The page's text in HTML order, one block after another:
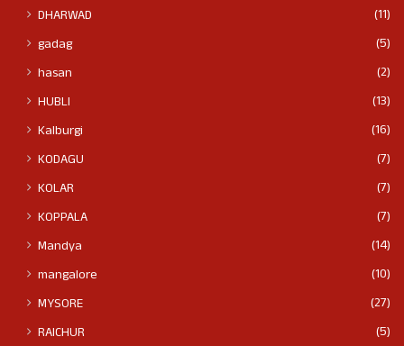
DHARWAD
(11)
gadag
(5)
hasan
(2)
HUBLI
(13)
Kalburgi
(16)
KODAGU
(7)
KOLAR
(7)
KOPPALA
(7)
Mandya
(14)
mangalore
(10)
MYSORE
(27)
RAICHUR
(5)